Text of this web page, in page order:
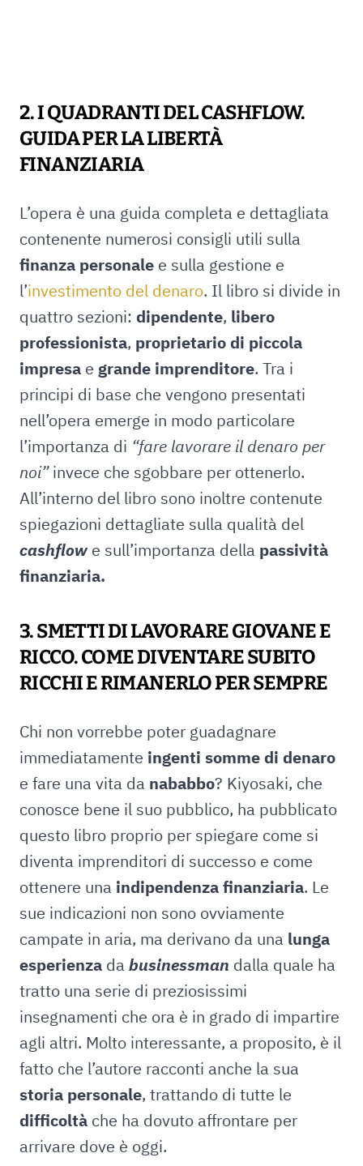
2. I QUADRANTI DEL CASHFLOW.
GUIDA PER LA LIBERTÀ
FINANZIARIA
L’opera è una guida completa e dettagliata
contenente numerosi consigli utili sulla
finanza personale e sulla gestione e
l’investimento del denaro. Il libro si divide in
quattro sezioni: dipendente, libero
professionista, proprietario di piccola
impresa e grande imprenditore. Tra i
principi di base che vengono presentati
nell’opera emerge in modo particolare
l’importanza di “fare lavorare il denaro per
noi”invece che sgobbare per ottenerlo.
All’interno del libro sono inoltre contenute
spiegazioni dettagliate sulla qualità del
cashflowe sull’importanza della passività
finanziaria.
3. SMETTI DI LAVORARE GIOVANE E
RICCO. COME DIVENTARE SUBITO
RICCHI E RIMANERLO PER SEMPRE
Chi non vorrebbe poter guadagnare
immediatamente ingenti somme di denaro
e fare una vita da nababbo? Kiyosaki, che
conosce bene il suo pubblico, ha pubblicato
questo libro proprio per spiegare come si
diventa imprenditori di successo e come
ottenere una indipendenza finanziaria. Le
sue indicazioni non sono ovviamente
campate in aria, ma derivano da una lunga
esperienza da businessman dalla quale ha
tratto una serie di preziosissimi
insegnamenti che ora è in grado di impartire
agli altri. Molto interessante, a proposito, è il
fatto che l’autore racconti anche la sua
storia personale, trattando di tutte le
difficoltà che ha dovuto affrontare per
arrivare dove è oggi.